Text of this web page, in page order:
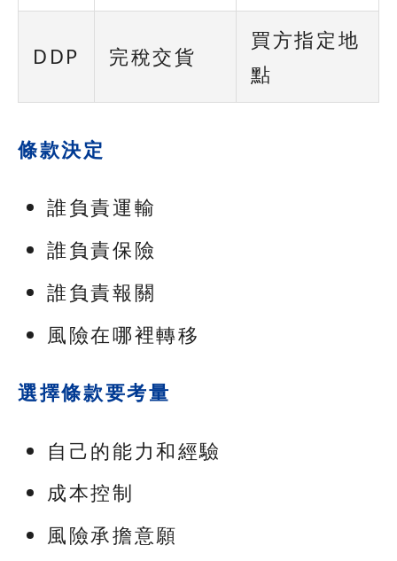
DDP 完稅交貨
買方指定地
點
條款決定
誰負責運輸
誰負責保險
誰負責報關
風險在哪裡轉移
選擇條款要考量
自己的能力和經驗
成本控制
風險承擔意願